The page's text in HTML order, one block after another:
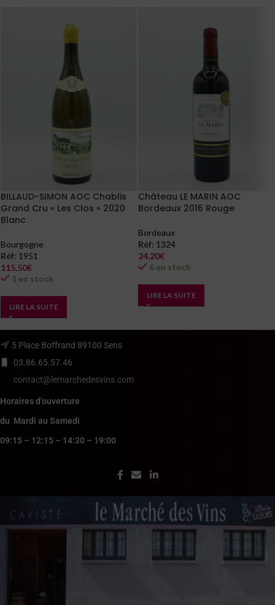
BILLAUD-SIMON AOC Chablis
Grand Cru « Les Clos » 2020
Blanc
Bourgogne
Réf: 1951
115,50€
1 en stock
LIRE LA SUITE
Château LE MARIN AOC
Bordeaux 2016 Rouge
Bordeaux
Réf: 1324
24,20€
6 en stock
LIRE LA SUITE
5 Place Boffrand 89100 Sens
03.86.65.57.46
contact@lemarchedesvins.com
Horaires d’ouverture
du Mardi au Samedi
09:15 – 12:15 – 14:30 – 19:00